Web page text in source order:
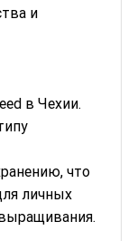
и
в Чехии.
что
личных